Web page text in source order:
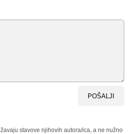
POŠALJI
stavove njihovih autora/ica, a ne nužno